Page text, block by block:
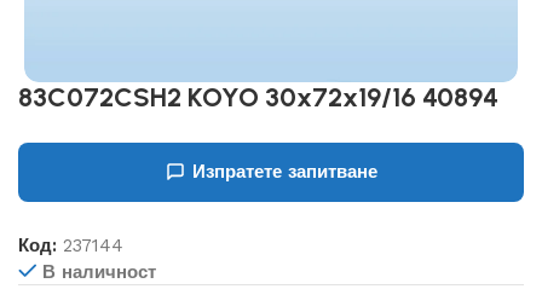
83C072CSH2 KOYO 30x72x19/16 40894
Изпратете запитване
Код:237144
В наличност